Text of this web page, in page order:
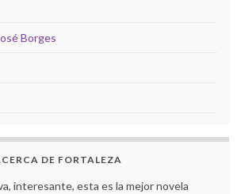
Borges
DE FORTALEZA
interesante, esta es la mejor novela